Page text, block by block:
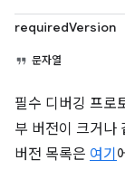
requiredVersion
문자열
필수 디버깅 프로
부 버전이 크거나
버전 목록은 여기